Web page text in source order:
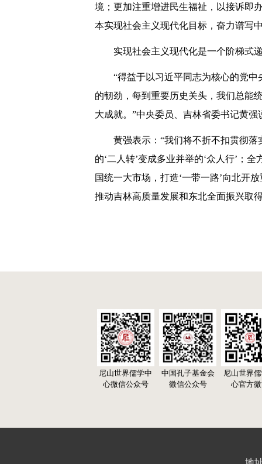
境；更加注重增进民生福祉，以接诉即
本实现社会主义现代化目标，奋力谱写
实现社会主义现代化是一个阶梯式
“得益于以习近平同志为核心的党
的韧劲，每到重要历史关头，我们总能
大成就。”中央委员、吉林省委书记黄强
黄强表示：“我们将不折不扣贯彻
的‘二人转’变成多业并举的‘众人行’；
国统一大市场，打造‘一带一路’向北开
推动吉林高质量发展和东北全面振兴取
尼山世界儒学中
心微信公众号
中国孔子基金会
微信公众号
尼山世界
心官方